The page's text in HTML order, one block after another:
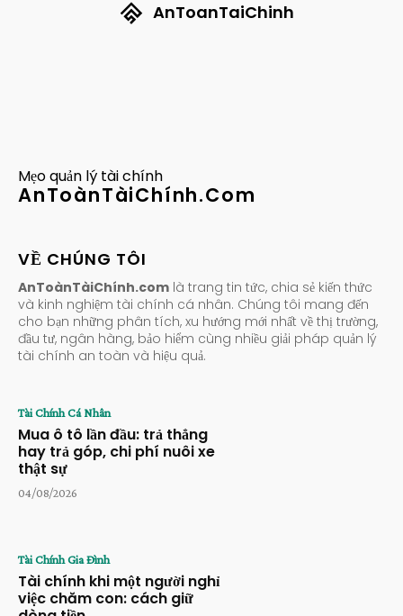
AnToanTaiChinh
Mẹo quản lý tài chính
AnToànTàiChính.Com
VỀ CHÚNG TÔI
AnToànTàiChính.com là trang tin tức, chia sẻ kiến thức
và kinh nghiệm tài chính cá nhân. Chúng tôi mang đến
cho bạn những phân tích, xu hướng mới nhất về thị trường,
đầu tư, ngân hàng, bảo hiểm cùng nhiều giải pháp quản lý
tài chính an toàn và hiệu quả.
Tài Chính Cá Nhân
Mua ô tô lần đầu: trả thẳng
hay trả góp, chi phí nuôi xe
thật sự
04/08/2026
Tài Chính Gia Đình
Tài chính khi một người nghỉ
việc chăm con: cách giữ